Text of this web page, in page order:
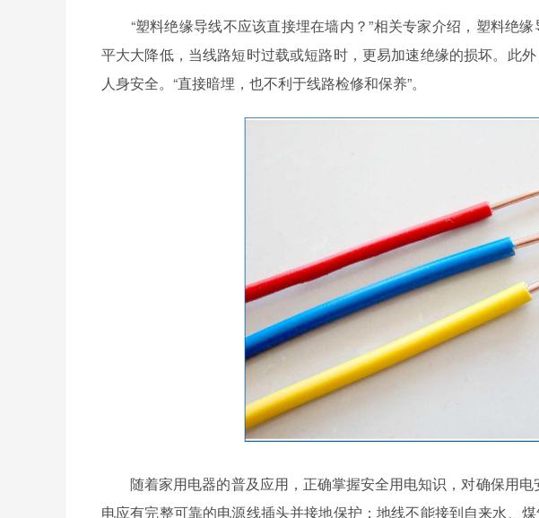
“塑料绝缘导线不应该直接埋在墙内？”相关专家介绍，塑料绝
平大大降低，当线路短时过载或短路时，更易加速绝缘的损坏。此
人身安全。“直接暗埋，也不利于线路检修和保养”。
随着家用电器的普及应用，正确掌握安全用电知识，对确保用电
电应有完整可靠的电源线插头并接地保护；地线不能接到自来水、